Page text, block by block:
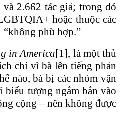
2.662 tác giả; trong đó
hoặc thuộc các
phù hợp.”
in America[1], là một thủ
chỉ vì bà lên tiếng phản
nào, bà bị các nhóm vận
tượng ngắm bắn vào
cộng – nên không được